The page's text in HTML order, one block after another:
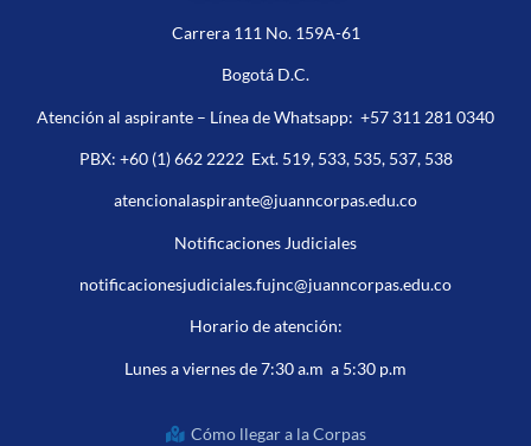
Carrera 111 No. 159A-61
Bogotá D.C.
Atención al aspirante – Línea de Whatsapp: +57 311 281 0340
PBX: +60 (1) 662 2222Ext. 519, 533, 535, 537, 538
atencionalaspirante@juanncorpas.edu.co
Notificaciones Judiciales
notificacionesjudiciales.fujnc@juanncorpas.edu.co
Horario de atención:
Lunes a viernes de 7:30 a.m a 5:30 p.m
Cómo llegar a la Corpas